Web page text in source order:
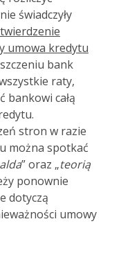
świadczyły
umowa kredytu
bank
raty,
bankowi całą
stron w razie
można spotkać
” oraz „teorią
ponownie
dotyczą
umowy